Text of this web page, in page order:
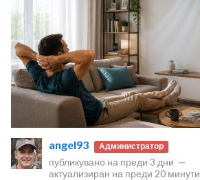
angel93 Администратор
публикувано на преди 3 дни —
актуализиран на преди 20 минути